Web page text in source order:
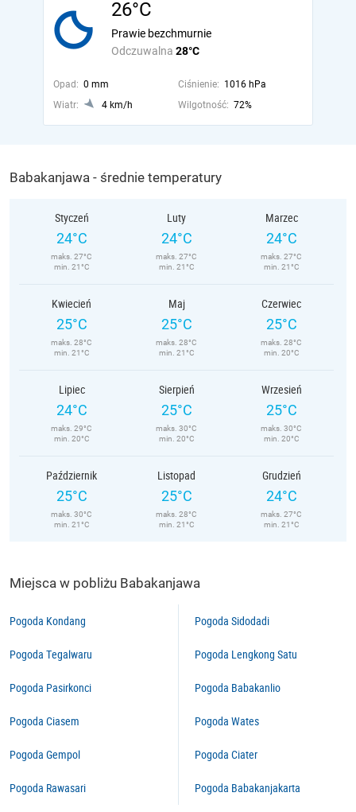
26°C
Odczuwalna 28°C
Prawie bezchmurnie
Opad: 0 mm Ciśnienie: 1016 hPa
Wiatr:
4 km/h Wilgotność: 72%
Babakanjawa - średnie temperatury
Styczeń
24°C
maks. 27°C
min. 21°C
Luty
24°C
maks. 27°C
min. 21°C
Marzec
24°C
maks. 27°C
min. 21°C
Kwiecień
25°C
maks. 28°C
min. 21°C
Maj
25°C
maks. 28°C
min. 21°C
Czerwiec
25°C
maks. 28°C
min. 20°C
Lipiec
24°C
maks. 29°C
min. 20°C
Sierpień
25°C
maks. 30°C
min. 20°C
Wrzesień
25°C
maks. 30°C
min. 20°C
Październik
25°C
maks. 30°C
min. 21°C
Listopad
25°C
maks. 28°C
min. 21°C
Grudzień
24°C
maks. 27°C
min. 21°C
Miejsca w pobliżu Babakanjawa
Pogoda Kondang
Pogoda Tegalwaru
Pogoda Pasirkonci
Pogoda Ciasem
Pogoda Gempol
Pogoda Rawasari
Pogoda Sidodadi
Pogoda Lengkong Satu
Pogoda Babakanlio
Pogoda Wates
Pogoda Ciater
Pogoda Babakanjakarta